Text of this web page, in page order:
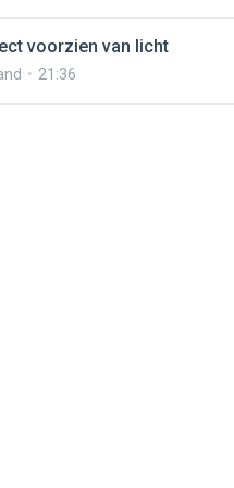
voorzien van licht
21:36